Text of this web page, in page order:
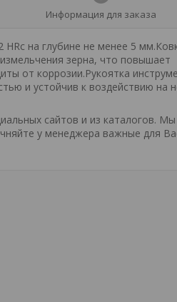
Информация для заказа
HRc на глубине не менее 5
зерна, что повышает
от коррозии.Рукоятка
и устойчив к воздействию на
сайтов и из каталогов. Мы
у менеджера важные для